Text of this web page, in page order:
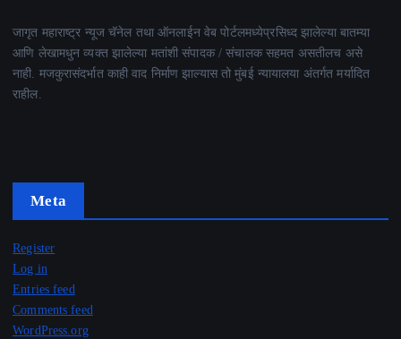
जागृत महाराष्ट्र न्यूज चॅनेल तथा ऑनलाईन वेब पोर्टलमध्येप्रसिध्द झालेल्या बातम्या
आणि लेखामधुन व्यक्त झालेल्या मतांशी संपादक / संचालक सहमत असतीलच असे
नाही. मजकुरासंदर्भात काही वाद निर्माण झाल्यास तो मुंबई न्यायालया अंतर्गत मर्यादित
राहील.
Meta
Register
Log in
Entries feed
Comments feed
WordPress.org